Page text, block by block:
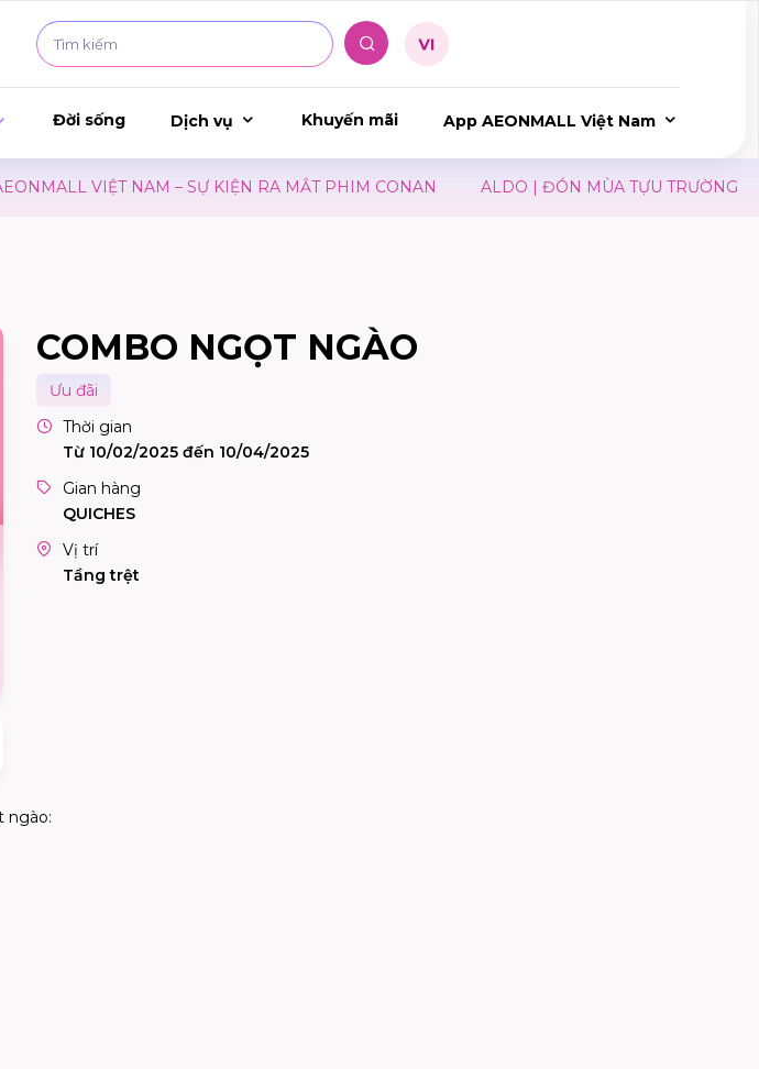
Đời sống Dịch vụ Khuyến mãi App AEONMALL Việt Nam
VIỆT NAM – SỰ KIỆN RA MẮT PHIM CONAN ALDO | ĐÓN MÙA TỰU TRƯỜNG
COMBO NGỌT NGÀO
Ưu đãi
Thời gian
Từ 10/02/2025 đến 10/04/2025
Gian hàng
QUICHES
Vị trí
Tầng trệt
ngào: